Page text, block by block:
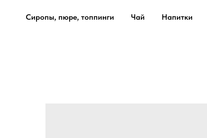
Сиропы, пюре, топпинги Чай Напитки